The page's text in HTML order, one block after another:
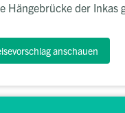
Hängebrücke der Inkas
anschauen